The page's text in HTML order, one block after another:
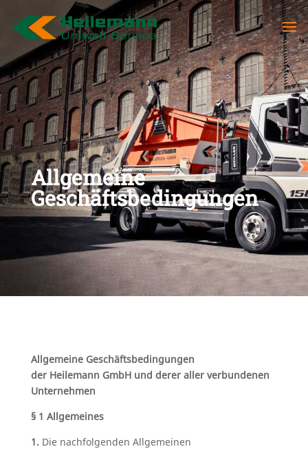
Allgemeine
Geschäftsbedingungen
Allgemeine Geschäftsbedingungen
der Heilemann GmbH und derer aller verbundenen
Unternehmen
§ 1 Allgemeines
1.Die nachfolgenden Allgemeinen